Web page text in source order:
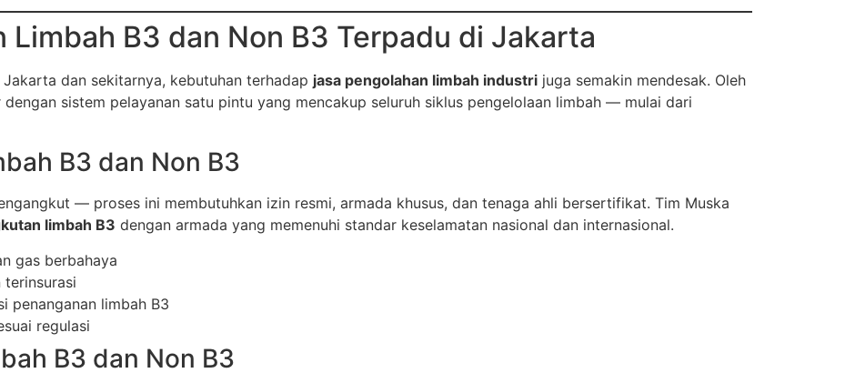
Limbah B3 dan Non B3 Terpadu di Jakarta
dan sekitarnya, kebutuhan terhadap jasa pengolahan limbah industri juga semakin mendesak. Oleh
sistem pelayanan satu pintu yang mencakup seluruh siklus pengelolaan limbah — mulai dari
B3 dan Non B3
— proses ini membutuhkan izin resmi, armada khusus, dan tenaga ahli bersertifikat. Tim Muska
limbah B3 dengan armada yang memenuhi standar keselamatan nasional dan internasional.
gas berbahaya
penanganan limbah B3
regulasi
B3 dan Non B3